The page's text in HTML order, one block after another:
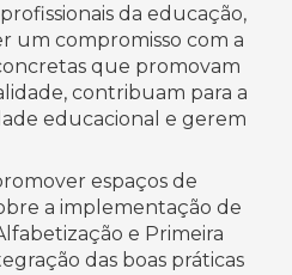
da educação,
um compromisso com a
que promovam
contribuam para a
educacional e gerem
espaços de
a implementação de
e Primeira
das boas práticas